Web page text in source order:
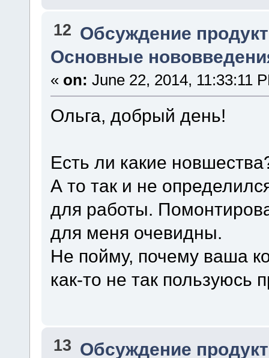
12 Обсуждение
Основные
« on: June 22, 2014, 11:33:11
Ольга, добрый день!
Есть ли какие
А то так и не
для работы.
для меня очевидны.
Не пойму, почему ваша
как-то не так пользуюсь
13 Обсуждение